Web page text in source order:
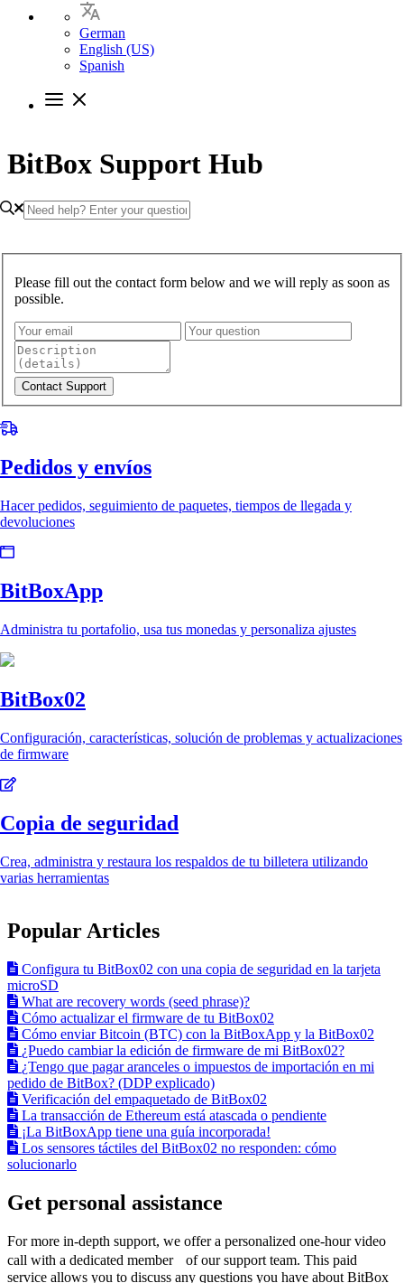
German
English (US)
Spanish
BitBox Support Hub
Please fill out the contact form below and we will reply as soon as
possible.
Contact Support
Pedidos y envíos
Hacer pedidos, seguimiento de paquetes, tiempos de llegada y
devoluciones
BitBoxApp
Administra tu portafolio, usa tus monedas y personaliza ajustes
BitBox02
Configuración, características, solución de problemas y actualizaciones
de firmware
Copia de seguridad
Crea, administra y restaura los respaldos de tu billetera utilizando
varias herramientas
Popular Articles
Configura tu BitBox02 con una copia de seguridad en la tarjeta
microSD
What are recovery words (seed phrase)?
Cómo actualizar el firmware de tu BitBox02
Cómo enviar Bitcoin (BTC) con la BitBoxApp y la BitBox02
¿Puedo cambiar la edición de firmware de mi BitBox02?
¿Tengo que pagar aranceles o impuestos de importación en mi
pedido de BitBox? (DDP explicado)
Verificación del empaquetado de BitBox02
La transacción de Ethereum está atascada o pendiente
¡La BitBoxApp tiene una guía incorporada!
Los sensores táctiles del BitBox02 no responden: cómo
solucionarlo
Get personal assistance
For more in-depth support, we offer a personalized one-hour video
call with a dedicated member of our support team. This paid
service allows you to discuss any questions you have about BitBox